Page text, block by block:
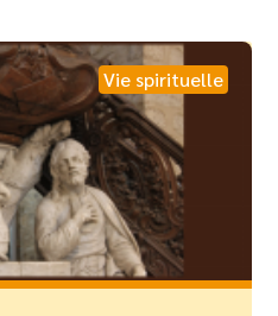
Vie spirituelle